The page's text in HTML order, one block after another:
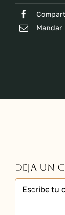
Mandar
Deja un
Comment